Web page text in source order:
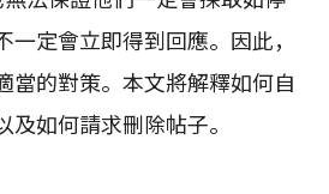
定會立即得到回應。因此，
當的對策。本文將解釋如何自
如何請求刪除帖子。